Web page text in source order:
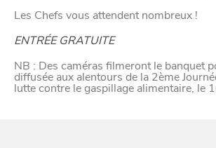
Les Chefs vous attendent nombreux !
ENTRÉE GRATUITE
NB : Des caméras filmeront le banquet
diffusée aux alentours de la 2ème
lutte contre le gaspillage alimentaire, le
VIVRE
dans
le NORD